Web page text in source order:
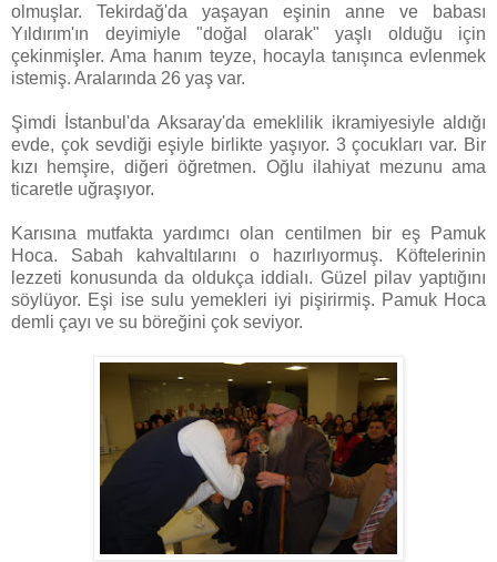
olmuşlar. Tekirdağ'da yaşayan eşinin anne ve babası
Yıldırım'ın deyimiyle "doğal olarak" yaşlı olduğu için
çekinmişler. Ama hanım teyze, hocayla tanışınca evlenmek
istemiş. Aralarında 26 yaş var.
Şimdi İstanbul'da Aksaray'da emeklilik ikramiyesiyle aldığı
evde, çok sevdiği eşiyle birlikte yaşıyor. 3 çocukları var. Bir
kızı hemşire, diğeri öğretmen. Oğlu ilahiyat mezunu ama
ticaretle uğraşıyor.
Karısına mutfakta yardımcı olan centilmen bir eş Pamuk
Hoca. Sabah kahvaltılarını o hazırlıyormuş. Köftelerinin
lezzeti konusunda da oldukça iddialı. Güzel pilav yaptığını
söylüyor. Eşi ise sulu yemekleri iyi pişirirmiş. Pamuk Hoca
demli çayı ve su böreğini çok seviyor.